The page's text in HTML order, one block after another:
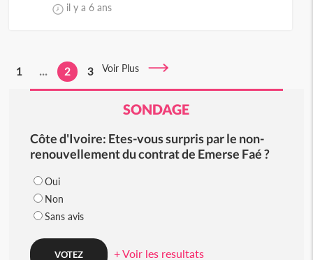
il y a 6 ans
1 ... 2 3 Voir Plus
SONDAGE
Côte d'Ivoire: Etes-vous surpris par le non-
renouvellement du contrat de Emerse Faé ?
Oui
Non
Sans avis
+ Voir les resultats